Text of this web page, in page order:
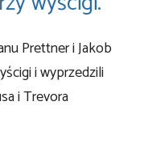
Prettner i Jakob
i wyprzedzili
i Trevora